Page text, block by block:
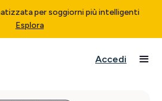
per soggiorni più intelligenti
Esplora
Accedi